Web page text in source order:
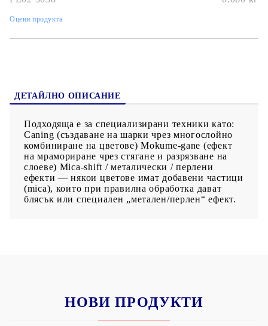
оформяне, изделието трябва да се изпече във фурна:
печене е приблизително 30 минути за всеки 1/4 инч Не
елементи за смешана медия. След изпичане, предметите
могат да се шлайфат, боядисват или лакират — това
Оцени продукта
ДЕТАЙЛНО ОПИСАНИЕ
Подходяща е за специализирани техники като:
Caning (създаване на шарки чрез многослойно
комбиниране на цветове) Mokume-gane (ефект
на мрамориране чрез стягане и разрязване на
слоеве) Mica-shift / металически / перлени
ефекти — някои цветове имат добавени частици
(mica), които при правилна обработка дават
блясък или специален „метален/перлен“ ефект.
НОВИ ПРОДУКТИ